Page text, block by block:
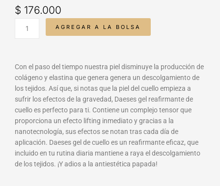
$ 176.000
cuello
50ml
cantidad
AGREGAR A LA BOLSA
Con el paso del tiempo nuestra piel disminuye la producción de
colágeno y elastina que genera genera un descolgamiento de
los tejidos. Así que, si notas que la piel del cuello empieza a
sufrir los efectos de la gravedad, Daeses gel reafirmante de
cuello es perfecto para ti. Contiene un complejo tensor que
proporciona un efecto lifting inmediato y gracias a la
nanotecnología, sus efectos se notan tras cada día de
aplicación. Daeses gel de cuello es un reafirmante eficaz, que
incluido en tu rutina diaria mantiene a raya el descolgamiento
de los tejidos. ¡Y adios a la antiestética papada!